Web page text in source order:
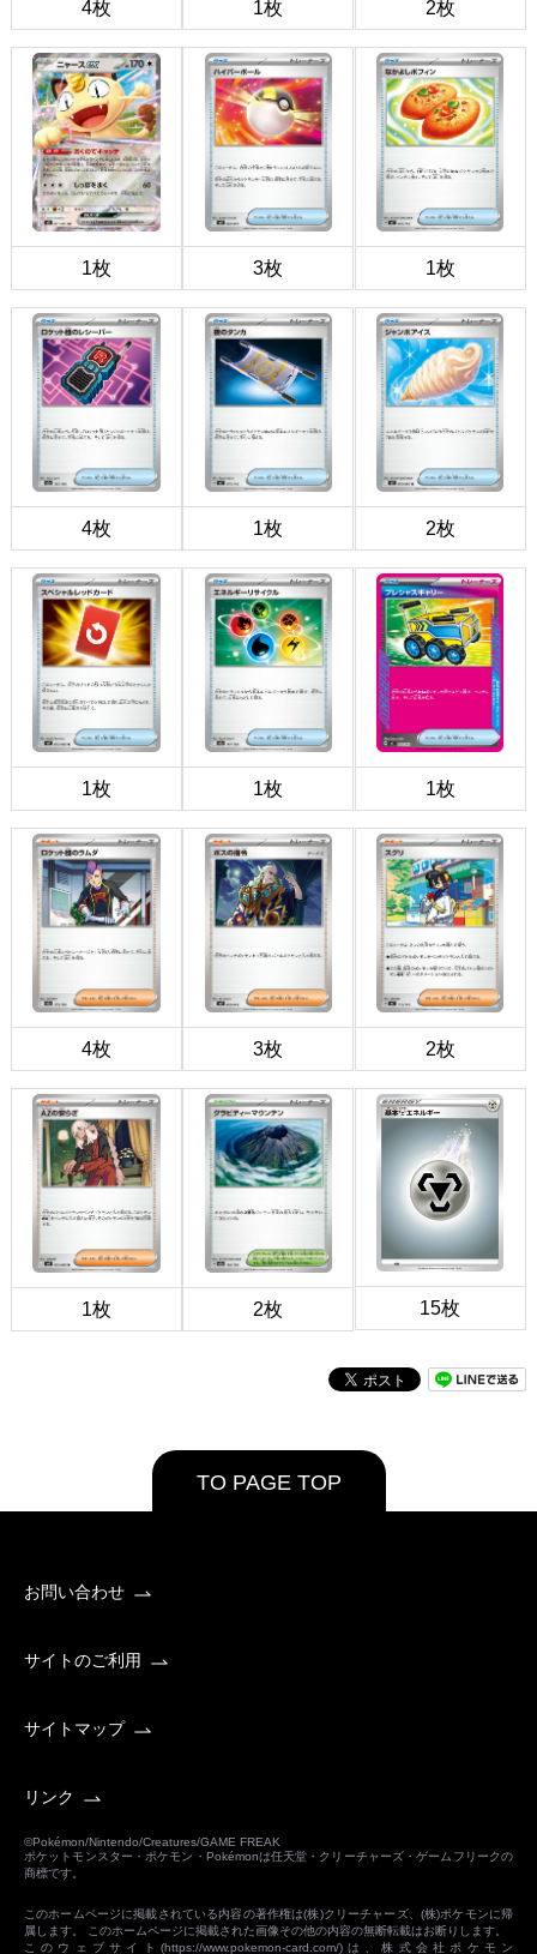
4枚 1枚 2枚
1枚 3枚 1枚
4枚 1枚 2枚
1枚 1枚 1枚
4枚 3枚 2枚
1枚 2枚 15枚
TO PAGE TOP
お問い合わせ
サイトのご利用
サイトマップ
リンク
©Pokémon/Nintendo/Creatures/GAME FREAK
ポケットモンスター・ポケモン・Pokémonは任天堂・クリーチャーズ・ゲームフリークの
商標です。
このホームページに掲載されている内容の著作権は(株)クリーチャーズ、(株)ポケモンに帰
属します。 このホームページに掲載された画像その他の内容の無断転載はお断りします。
このウェブサイト(https://www.pokemon-card.com/)は、株式会社ポケモン